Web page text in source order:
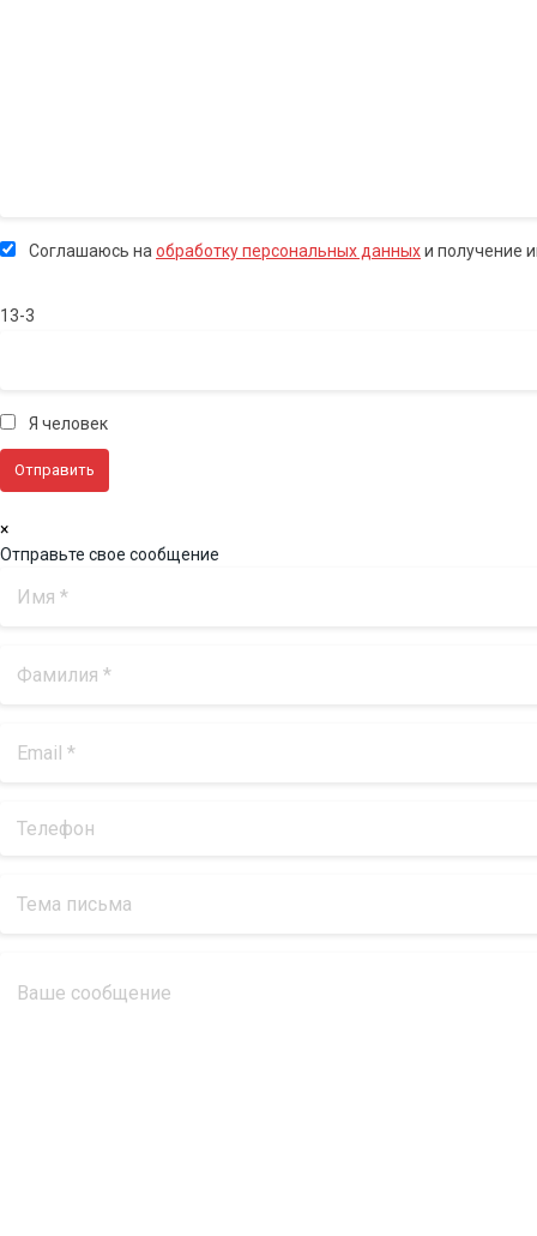
Соглашаюсь наобработку персональных данныхи получение
13-3
Я человек
×
Отправьте свое сообщение